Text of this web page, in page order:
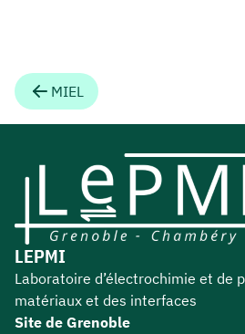
MIEL
LEPMI
Laboratoire d’électrochimie et de
matériaux et des interfaces
Site de Grenoble